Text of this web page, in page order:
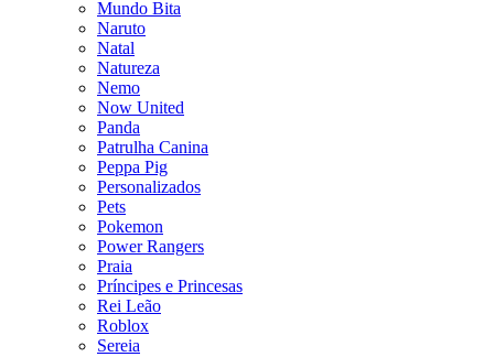
Mundo Bita
Naruto
Natal
Natureza
Nemo
Now United
Panda
Patrulha Canina
Peppa Pig
Personalizados
Pets
Pokemon
Power Rangers
Praia
Príncipes e Princesas
Rei Leão
Roblox
Sereia